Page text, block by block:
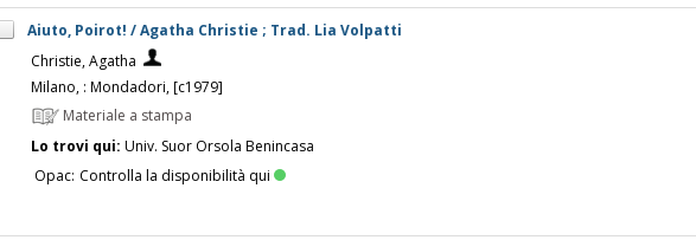
Aiuto, Poirot! / Agatha Christie ; Trad. Lia Volpatti
Christie, Agatha
Milano, : Mondadori, [c1979]
Materiale a stampa
Lo trovi qui: Univ. Suor Orsola Benincasa
Opac: Controlla la disponibilità qui